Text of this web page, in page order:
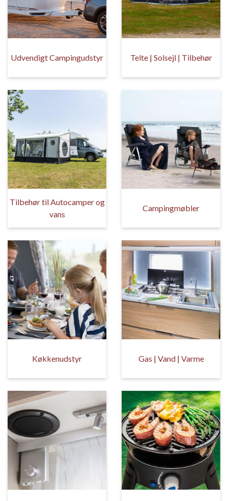
Udvendigt Campingudstyr Telte | Solsejl | Tilbehør
Tilbehør til Autocamper og
vans
Campingmøbler
Køkkenudstyr Gas | Vand | Varme